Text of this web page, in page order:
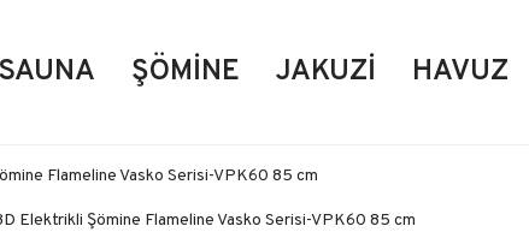
SAUNA ŞÖMINE JAKUZI HAVUZ
Flameline Vasko Serisi-VPK60 85 cm